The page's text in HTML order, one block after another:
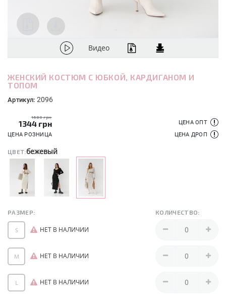
Видео
ЖЕНСКИЙ КОСТЮМ С ЮБКОЙ, КАРДИГАНОМ И
ТОПОМ
Артикул: 2096
1680 грн
1344 грн
ЦЕНА РОЗНИЦА
ЦЕНА ОПТ
ЦЕНА ДРОП
ЦВЕТ:бежевый
РАЗМЕР: КОЛИЧЕСТВО:
S НЕТ В НАЛИЧИИ
M НЕТ В НАЛИЧИИ
L НЕТ В НАЛИЧИИ